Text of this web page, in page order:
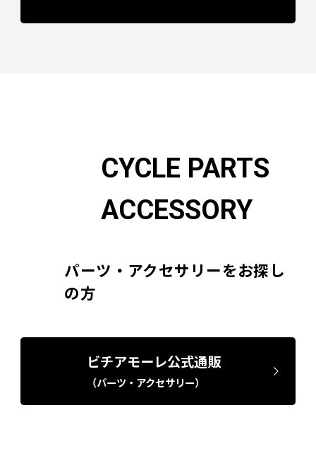
CYCLE PARTS
ACCESSORY
パーツ・アクセサリーをお探し
の方
ビチアモーレ公式通販
（パーツ・アクセサリー）